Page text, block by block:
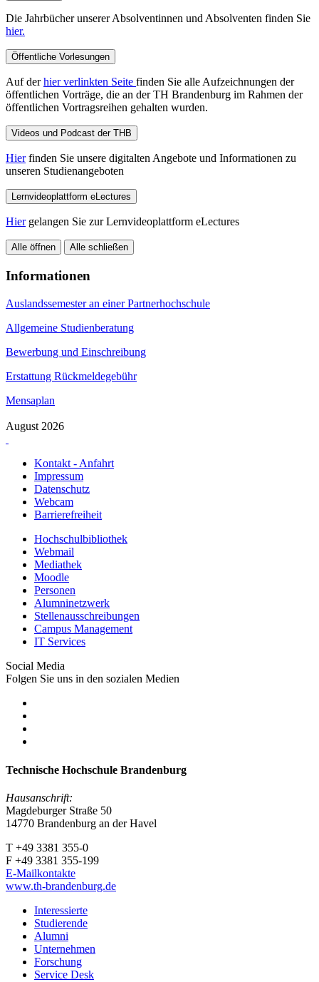
Die Jahrbücher unserer Absolventinnen und Absolventen finden Sie
hier.
Öffentliche Vorlesungen
Auf derhier verlinkten Seite finden Sie alle Aufzeichnungen der
öffentlichen Vorträge, die an der TH Brandenburg im Rahmen der
öffentlichen Vortragsreihen gehalten wurden.
Videos und Podcast der THB
Hierfinden Sie unsere digitalten Angebote und Informationen zu
unseren Studienangeboten
Lernvideoplattform eLectures
Hiergelangen Sie zur Lernvideoplattform eLectures
Alle öffnen Alle schließen
Informationen
Auslandssemester an einer Partnerhochschule
Allgemeine Studienberatung
Bewerbung und Einschreibung
Erstattung Rückmeldegebühr
Mensaplan
August 2026
Kontakt - Anfahrt
Impressum
Datenschutz
Webcam
Barrierefreiheit
Hochschulbibliothek
Webmail
Mediathek
Moodle
Personen
Alumninetzwerk
Stellenausschreibungen
Campus Management
IT Services
Social Media
Folgen Sie uns in den sozialen Medien
Technische Hochschule Brandenburg
Hausanschrift:
Magdeburger Straße 50
14770 Brandenburg an der Havel
T +49 3381 355-0
F +49 3381 355-199
E-Mailkontakte
www.th-brandenburg.de
Interessierte
Studierende
Alumni
Unternehmen
Forschung
Service Desk